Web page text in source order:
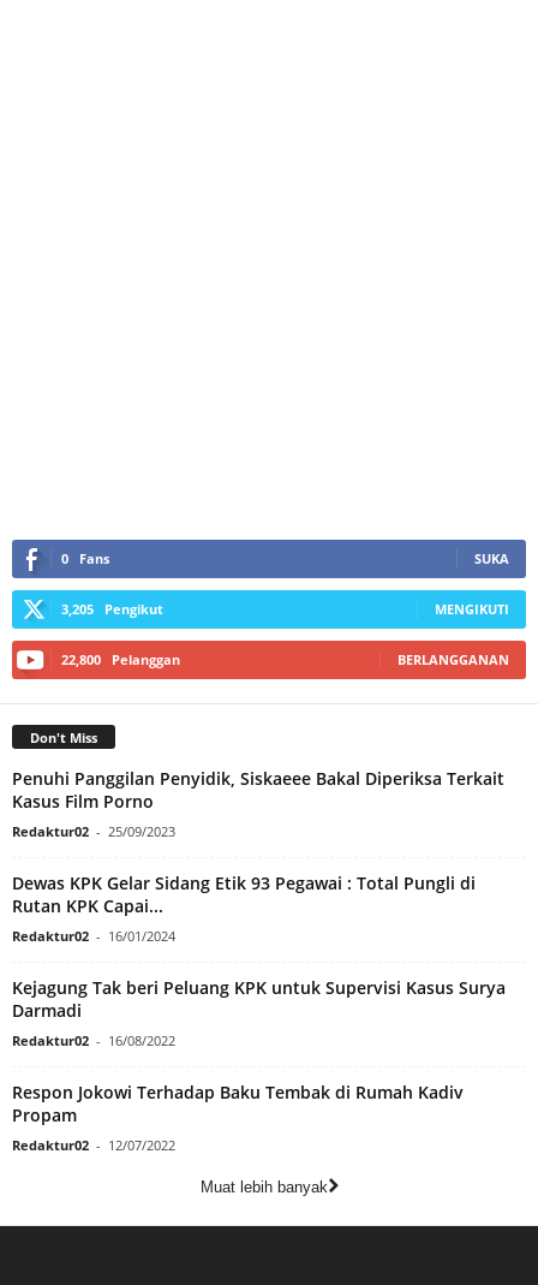
0 Fans SUKA
3,205 Pengikut MENGIKUTI
22,800 Pelanggan BERLANGGANAN
Don't Miss
Penuhi Panggilan Penyidik, Siskaeee Bakal Diperiksa Terkait
Kasus Film Porno
Redaktur02 - 25/09/2023
Dewas KPK Gelar Sidang Etik 93 Pegawai : Total Pungli di
Rutan KPK Capai...
Redaktur02 - 16/01/2024
Kejagung Tak beri Peluang KPK untuk Supervisi Kasus Surya
Darmadi
Redaktur02 - 16/08/2022
Respon Jokowi Terhadap Baku Tembak di Rumah Kadiv
Propam
Redaktur02 - 12/07/2022
Muat lebih banyak